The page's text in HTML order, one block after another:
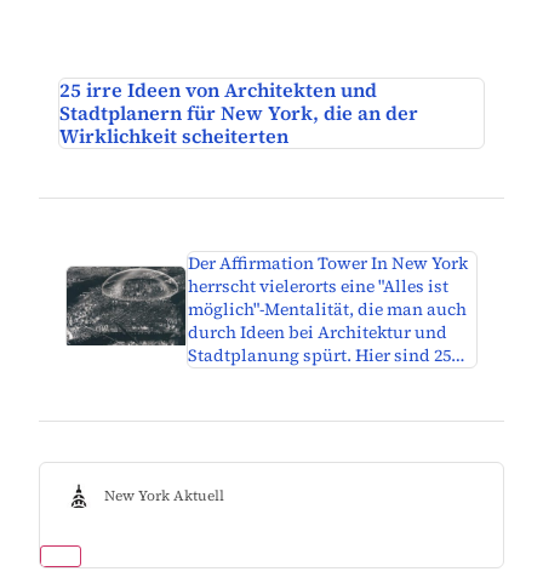
25 irre Ideen von Architekten und
Stadtplanern für New York, die an der
Wirklichkeit scheiterten
Der Affirmation Tower In New York
herrscht vielerorts eine "Alles ist
möglich"-Mentalität, die man auch
durch Ideen bei Architektur und
Stadtplanung spürt. Hier sind 25…
New York Aktuell